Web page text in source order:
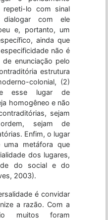
lo com sinal
com ele
e, portanto, um
ainda que
não é
enunciação pelo
estrutura
colonial, (2)
esse lugar de
homogêneo e não
sejam
sejam de
Enfim, o lugar
uma metáfora que
dos lugares,
do social e do
2003).
é convidar
a razão. Com a
muitos foram